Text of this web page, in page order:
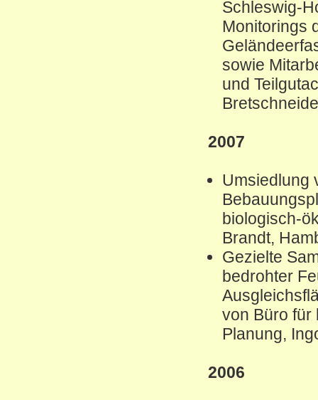
Schleswig-
Monitorings
sowie
und
2007
Umsiedlung
biologisch-
Brandt,
Gezielte
bedrohter
von Büro für
Planung,
2006